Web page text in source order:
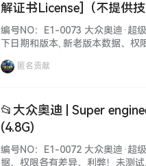
解证书License]（不提供技
编号NO：E1-0073 大众奥迪·超
下日期和版本, 新老版本数据、权
下载自学钻研, 资源种类繁多, 自
匿名贡献
📂大众奥迪 | Super
(4.8G)
编号NO：E1-0072 大众奥迪·超
据、权限各有差异、利弊！未测